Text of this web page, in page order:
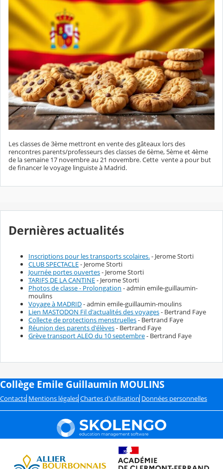
Les classes de 3ème mettront en vente des gâteaux lors des
rencontres parents/professeurs des classes de 6ème, 5ème et 4ème
de la semaine 17 novembre au 21 novembre. Cette vente a pour but
de financer le voyage linguiste à Madrid.
Dernières actualités
Inscriptions pour les transports scolaires.- Jerome Storti
CLUB SPECTACLE- Jerome Storti
Journée portes ouvertes- Jerome Storti
TARIFS DE LA CANTINE- Jerome Storti
Photos de classe - Prolongation - admin emile-guillaumin-
moulins
Voyage à MADRID- admin emile-guillaumin-moulins
Lien MASTODON Fil d'actualités des voyages- Bertrand Faye
Collecte de protections menstruelles- Bertrand Faye
Réunion des parents d'élèves- Bertrand Faye
Grève transport ALEO du 10 septembre- Bertrand Faye
Collège Emile Guillaumin MOULINS
Contacts Mentions légales Chartes d'utilisation Données personnelles